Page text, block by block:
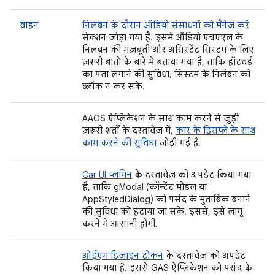
वाहन
निलंबन के दौरान ऑडियो संसाधनों को मैनेज करें
सेक्शन जोड़ा गया है. इसमें ऑडियो एचएएल के
निलंबन की मज़बूती और असिस्टेंट सिस्टम के लिए
ज़रूरी बातों के बारे में बताया गया है, ताकि हॉटवर्ड
का पता लगाने की सुविधा, सिस्टम के निलंबन को
ब्लॉक न कर सके.
AAOS ऐप्लिकेशन के साथ काम करने से जुड़ी
ज़रूरी शर्तों के दस्तावेज़ में, कार के डिसप्ले के साथ
काम करने की सुविधा जोड़ी गई है.
Car UI प्लगिन के दस्तावेज़ को अपडेट किया गया
है, ताकि gModal (कॉन्टेंट मोडल या
AppStyledDialog) को पसंद के मुताबिक बनाने
की सुविधा को हटाया जा सके. इससे, इसे लागू
करने में आसानी होगी.
ओईएम डिज़ाइन टोकन के दस्तावेज़ को अपडेट
किया गया है. इससे GAS ऐप्लिकेशन को पसंद के